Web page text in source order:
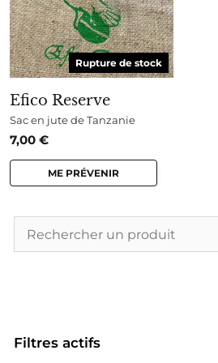
Rupture de stock
Efico Reserve
Sac en jute de Tanzanie
7,00 €
ME PRÉVENIR
Filtres actifs